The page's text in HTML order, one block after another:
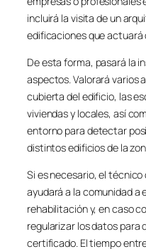
incluirá la visita de un
edificaciones que actuará
De esta forma, pasará la
aspectos. Valorará varios
cubierta del edificio, las
viviendas y locales, así
entorno para detectar
distintos edificios de la
Si es necesario, el
ayudará a la comunidad a
rehabilitación y, en caso
regularizar los datos para
certificado. El tiempo